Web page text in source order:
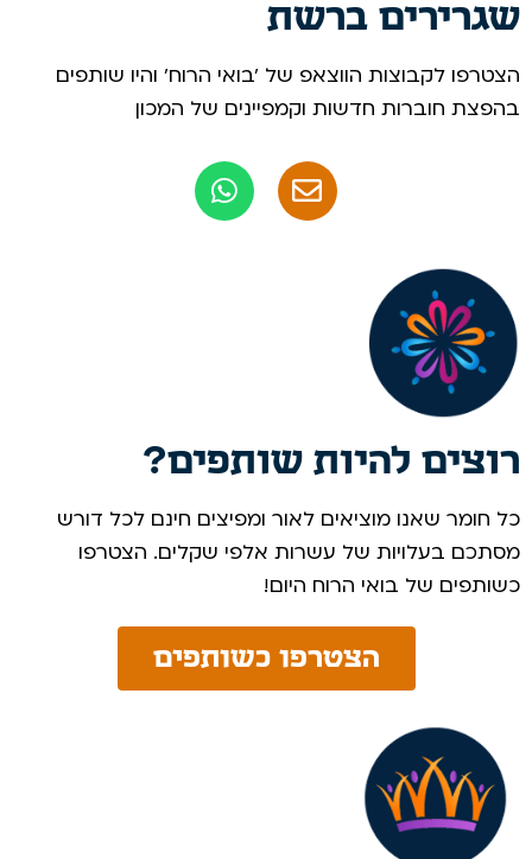
שגרירים ברשת
הצטרפו לקבוצות הווצאפ של 'בואי הרוח' והיו שותפים
בהפצת חוברות חדשות וקמפיינים של המכון
רוצים להיות שותפים?
כל חומר שאנו מוציאים לאור ומפיצים חינם לכל דורש
מסתכם בעלויות של עשרות אלפי שקלים. הצטרפו
כשותפים של בואי הרוח היום! ​
הצטרפו כשותפים